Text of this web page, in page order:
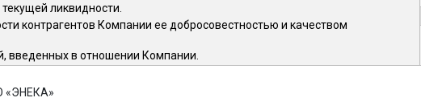
ликвидности.
контрагентов Компании ее добросовестностью и качеством
введенных в отношении Компании.
«ЭНЕКА»